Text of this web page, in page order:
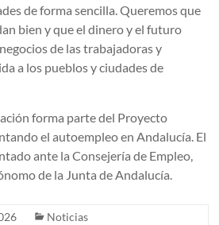
de forma sencilla. Queremos que
bien y que el dinero y el futuro
de las trabajadoras y
a los pueblos y ciudades de
forma parte del Proyecto
el autoempleo en Andalucía. El
ante la Consejería de Empleo,
de la Junta de Andalucía.
Noticias